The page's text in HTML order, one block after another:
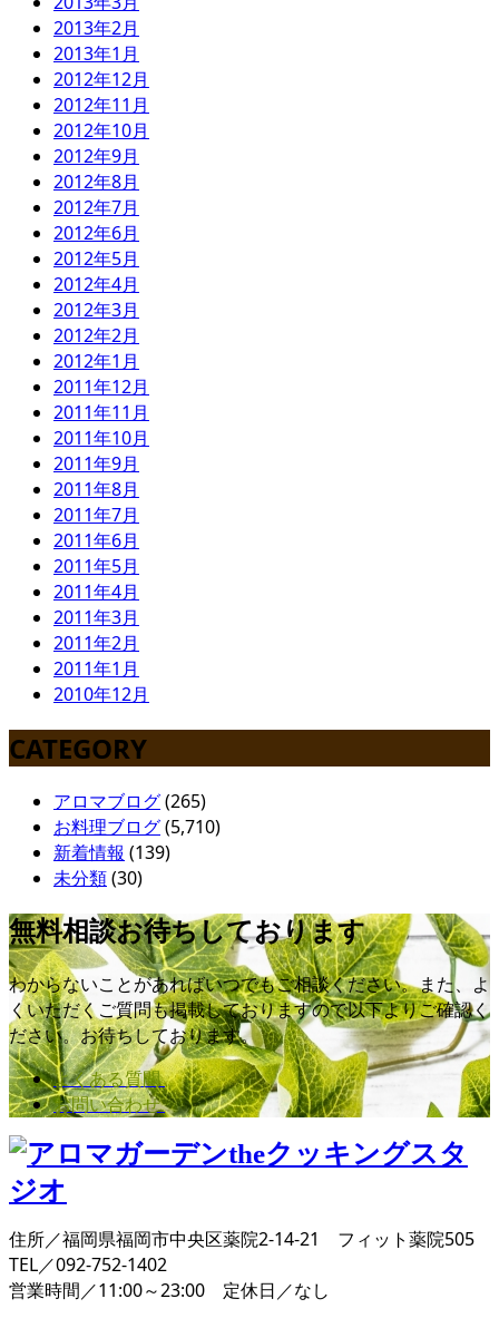
2013年2月
2013年1月
2012年12月
2012年11月
2012年10月
2012年9月
2012年8月
2012年7月
2012年6月
2012年5月
2012年4月
2012年3月
2012年2月
2012年1月
2011年12月
2011年11月
2011年10月
2011年9月
2011年8月
2011年7月
2011年6月
2011年5月
2011年4月
2011年3月
2011年2月
2011年1月
2010年12月
CATEGORY
アロマブログ(265)
お料理ブログ(5,710)
新着情報 (139)
未分類(30)
無料相談お待ちしております
わからないことがあればいつでもご相談ください。また、よ
くいただくご質問も掲載しておりますので以下よりご確認く
ださい。お待ちしております。
よくある質問
お問い合わせ
住所／福岡県福岡市中央区薬院2-14-21 フィット薬院505
TEL／092-752-1402
営業時間／11:00～23:00 定休日／なし